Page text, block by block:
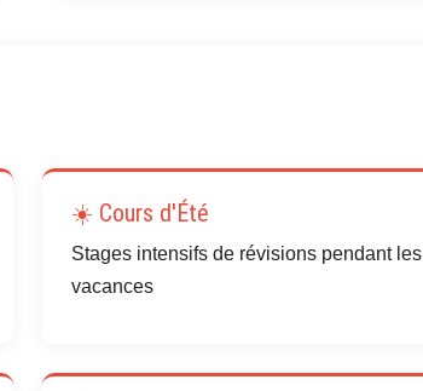
☀️ Cours d'Été
Stages intensifs de révisions pendant les
vacances